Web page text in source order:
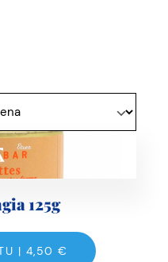
125g
| 4,50€